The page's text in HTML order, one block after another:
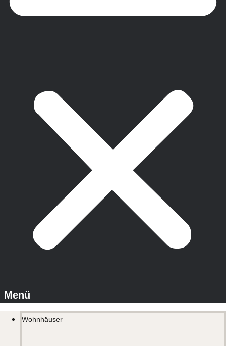
Wohnhäuser